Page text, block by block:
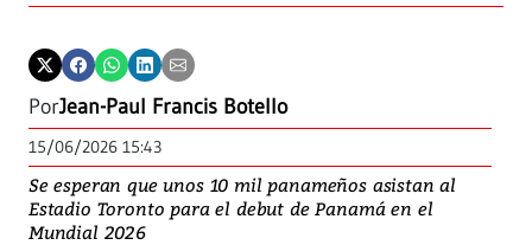
PorJean-Paul Francis Botello
15/06/2026 15:43
Se esperan que unos 10 mil panameños asistan al
Estadio Toronto para el debut de Panamá en el
Mundial 2026